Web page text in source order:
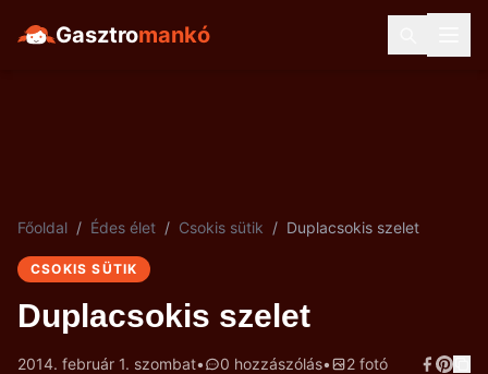
Gasztromankó
Főoldal / Édes élet / Csokis sütik / Duplacsokis szelet
CSOKIS SÜTIK
Duplacsokis szelet
2014. február 1. szombat• 0 hozzászólás• 2 fotó